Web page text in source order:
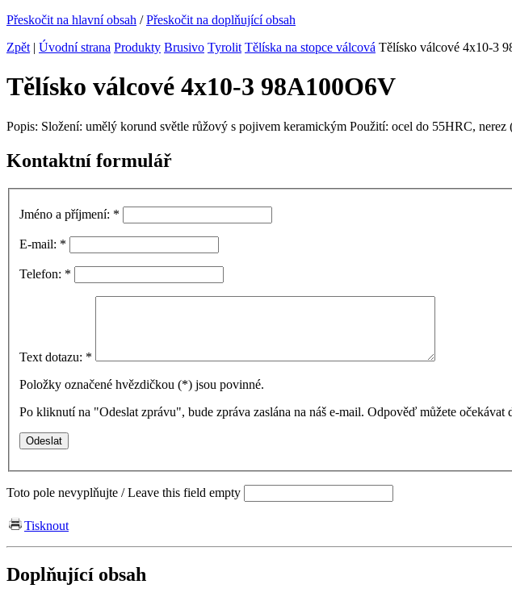
Přeskočit na hlavní obsah /Přeskočit na doplňující obsah
Zpět | Úvodní strana Produkty Brusivo Tyrolit Tělíska na stopce válcová Tělísko válcové 4x10-3
Tělísko válcové 4x10-3 98A100O6V
Popis: Složení: umělý korund světle růžový s pojivem keramickým Použití: ocel do 55HRC,
Kontaktní formulář
Jméno a příjmení: *
E-mail: *
Telefon: *
Text dotazu: *
Položky označené hvězdičkou (*) jsou povinné.
Po kliknutí na "Odeslat zprávu", bude zpráva zaslána na náš e-mail. Odpověď můžete
Toto pole nevyplňujte / Leave this field empty
Tisknout
Doplňující obsah